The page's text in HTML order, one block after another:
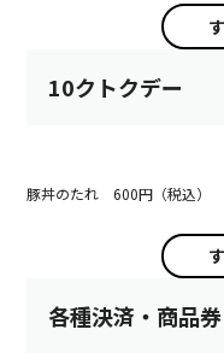
10クトクデー
豚丼のたれ 600円（税込）
各種決済・商品